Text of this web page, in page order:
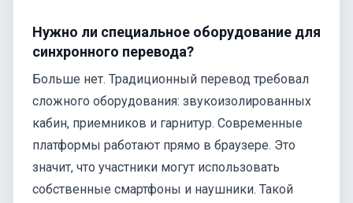
Нужно ли специальное оборудование для
синхронного перевода?
Больше нет. Традиционный перевод требовал
сложного оборудования: звукоизолированных
кабин, приемников и гарнитур. Современные
платформы работают прямо в браузере. Это
значит, что участники могут использовать
собственные смартфоны и наушники. Такой